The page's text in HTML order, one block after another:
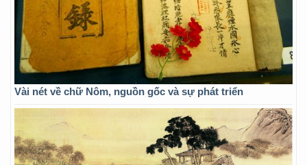
Vài nét về chữ Nôm, nguồn gốc và sự phát triển